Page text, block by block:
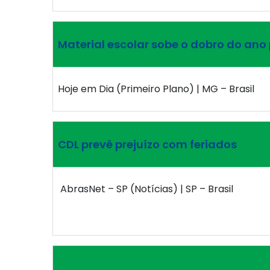
Material escolar sobe o dobro do
Hoje em Dia (Primeiro Plano) | MG – Brasil
CDL prevê prejuízo com feriados
AbrasNet – SP (Notícias) | SP – Brasil